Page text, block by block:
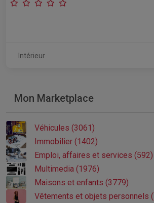
Intérieur
Mon Marketplace
Véhicules (3061)
Immobilier (1402)
Emploi, affaires et services (592)
Multimedia (1976)
Maisons et enfants (3779)
Vêtements et objets personnels